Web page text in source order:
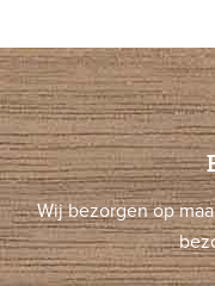
Wij bezorgen op